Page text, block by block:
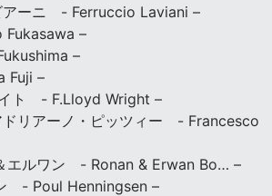
アーニ - Ferruccio Laviani –
–
–
Fuji –
ト - F.Lloyd Wright –
ドリアーノ・ピッツィー - Francesco
エルワン - Ronan & Erwan Bo… –
- Poul Henningsen –